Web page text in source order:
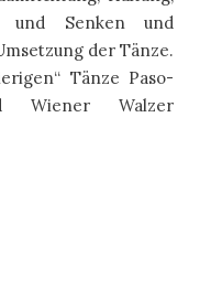
und Senken und
der Tänze.
Tänze Paso-
Wiener Walzer